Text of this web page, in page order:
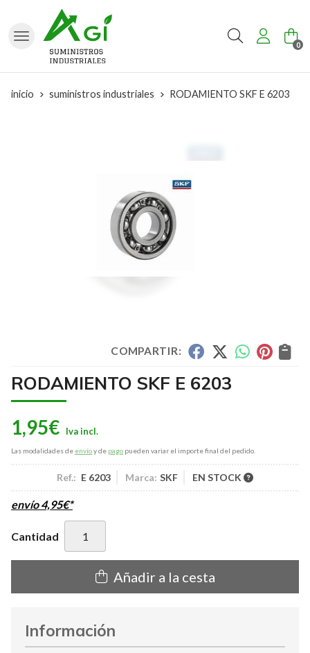
Buscar 0
inicio suministros industriales RODAMIENTO SKF E 6203
COMPARTIR:
RODAMIENTO SKF E 6203
1,95€
Las modalidades de envíoy de pago pueden variar el importe final del pedido.
Ref.: E 6203 Marca: SKF EN STOCK
envío4,95€*
Cantidad
Añadir a la cesta
Información